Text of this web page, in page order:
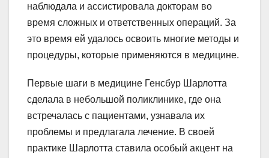
наблюдала и ассистировала докторам во
время сложных и ответственных операций. За
это время ей удалось освоить многие методы и
процедуры, которые применяются в медицине.
Первые шаги в медицине Генсбур Шарлотта
сделала в небольшой поликлинике, где она
встречалась с пациентами, узнавала их
проблемы и предлагала лечение. В своей
практике Шарлотта ставила особый акцент на